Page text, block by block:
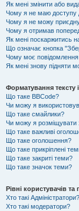
Як мені змінити або
Чому я не маю
Чому я не можу
Чому я отримав
Як мені поскаржитись
Що означає кнопка
Чому моє
Як мені знову підняти
Форматування тексту
Що таке BBCode?
Чи можу я
Що таке смайлики?
Чи можу я розміщувати
Що таке важливі
Що таке оголошення?
Що таке прикріплені
Що таке закриті теми?
Що таке значок теми?
Рівні користувачів та
Хто такі Адміністратори?
Хто такі модератори?